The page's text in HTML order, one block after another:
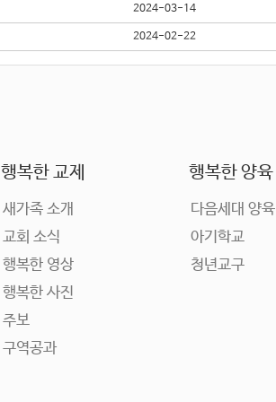
2024-03-14
2024-02-22
행복한 교제
새가족 소개
교회 소식
행복한 영상
행복한 사진
주보
구역공과
행복한 양육
다음세대 양육
아기학교
청년교구